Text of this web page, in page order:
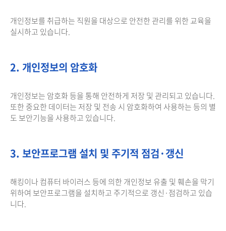
개인정보를 취급하는 직원을 대상으로 안전한 관리를 위한 교육을
실시하고 있습니다.
2. 개인정보의 암호화
개인정보는 암호화 등을 통해 안전하게 저장 및 관리되고 있습니다.
또한 중요한 데이터는 저장 및 전송 시 암호화하여 사용하는 등의 별
도 보안기능을 사용하고 있습니다.
3. 보안프로그램 설치 및 주기적 점검·갱신
해킹이나 컴퓨터 바이러스 등에 의한 개인정보 유출 및 훼손을 막기
위하여 보안프로그램을 설치하고 주기적으로 갱신·점검하고 있습
니다.